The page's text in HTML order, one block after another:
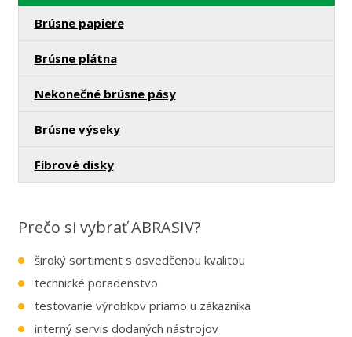
odoslať
Brúsne papiere
Brúsne plátna
Nekonečné brúsne pásy
Brúsne výseky
Fíbrové disky
Prečo si vybrať ABRASIV?
široký sortiment s osvedčenou kvalitou
technické poradenstvo
testovanie výrobkov priamo u zákazníka
interný servis dodaných nástrojov